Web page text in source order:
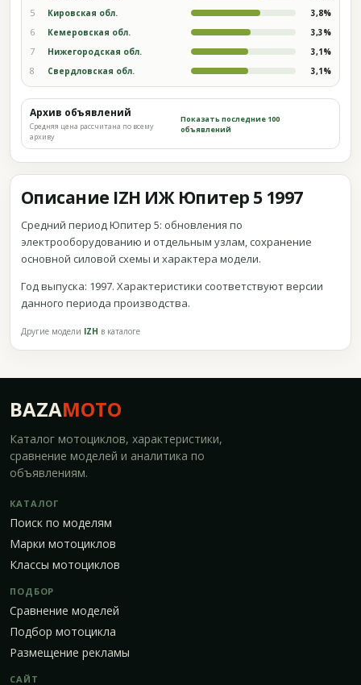
5 Кировская обл. 3,8%
6 Кемеровская обл. 3,3%
7 Нижегородская обл. 3,1%
8 Свердловская обл. 3,1%
Архив объявлений
Средняя цена рассчитана по всему
архиву
Показать последние 100
объявлений
Описание IZH ИЖ Юпитер 5 1997
Средний период Юпитер 5: обновления по
электрооборудованию и отдельным узлам, сохранение
основной силовой схемы и характера модели.
Год выпуска: 1997. Характеристики соответствуют версии
данного периода производства.
Другие модели IZH в каталоге
BAZAMOTO
Каталог мотоциклов, характеристики,
сравнение моделей и аналитика по
объявлениям.
КАТАЛОГ
Поиск по моделям
Марки мотоциклов
Классы мотоциклов
ПОДБОР
Сравнение моделей
Подбор мотоцикла
Размещение рекламы
САЙТ